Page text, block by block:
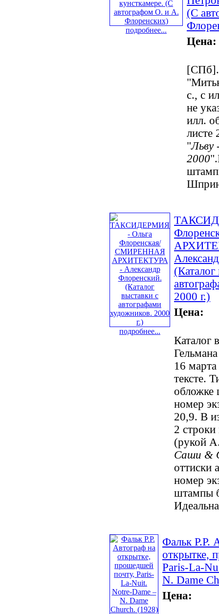
подробнее...
(С
Цена:
[СПб].
с., с
не
илл.
листе
"Льву
2000
штамп
подробнее...
(Каталог
2000 г.)
Цена:
Каталог
16
тексте.
обложке
номер
20,9. В
2
(рукой
Саши &
оттиски
номер
штампы
Фальк Р.Р.
открытке,
Paris-La-
N. Dame
Цена: